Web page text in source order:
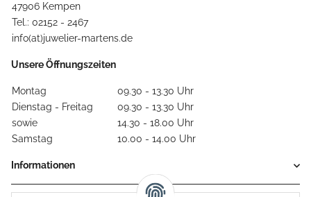
47906 Kempen
Tel.: 02152 - 2467
info(at)juwelier-martens.de
Unsere Öffnungszeiten
Montag
09.30 - 13.30 Uhr
Dienstag - Freitag
09.30 - 13.30 Uhr
sowie
14.30 - 18.00 Uhr
Samstag
10.00 - 14.00 Uhr
Informationen